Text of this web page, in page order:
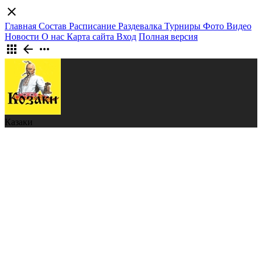
close
Главная Состав Расписание Раздевалка Турниры Фото Видео
Новости О нас Карта сайта Вход Полная версия
apps arrow_back more_horiz
Казаки